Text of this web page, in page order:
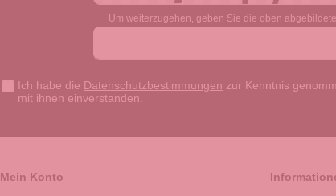
Um weiterzugehen, geben Sie die oben
Ich habe die Datenschutzbestimmungen zur Kenntnis
mit ihnen einverstanden.
Mein Konto